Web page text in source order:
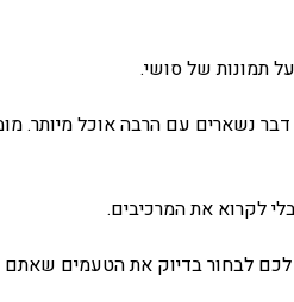
תמונות של סושי.
נשארים עם הרבה אוכל מיותר.
לקרוא את המרכיבים.
לכם לבחור בדיוק את הטעמים שאתם